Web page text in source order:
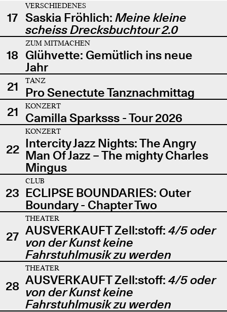
17
VERSCHIEDENES
Saskia Fröhlich: Meine kleine
scheiss Drecksbuchtour 2.0
18
ZUM MITMACHEN
Glühvette: Gemütlich ins neue
Jahr
21
TANZ
Pro Senectute Tanznachmittag
21
KONZERT
Camilla Sparksss - Tour 2026
22
KONZERT
Intercity Jazz Nights: The Angry
Man Of Jazz – The mighty Charles
Mingus
23
CLUB
ECLIPSE BOUNDARIES: Outer
Boundary - Chapter Two
27
THEATER
AUSVERKAUFT Zell:stoff: 4/5 oder
von der Kunst keine
Fahrstuhlmusik zu werden
28
THEATER
AUSVERKAUFT Zell:stoff: 4/5 oder
von der Kunst keine
Fahrstuhlmusik zu werden